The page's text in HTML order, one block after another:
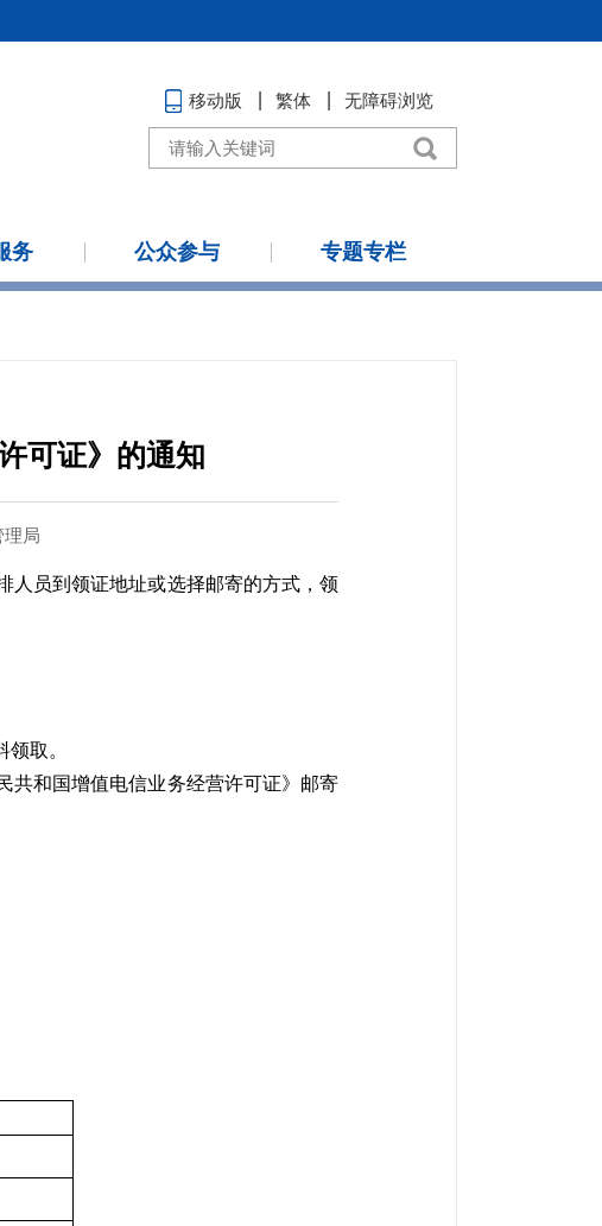
移动版 繁体 无障碍浏览
务 公众参与 专题专栏
可证》的通知
理局
人员到领证地址或选择邮寄的方式，领
取。
共和国增值电信业务经营许可证》邮寄